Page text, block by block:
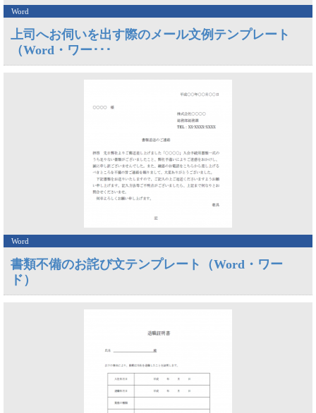
Word
上司へお伺いを出す際のメール文例テンプレート
（Word・ワー･･･
Word
書類不備のお詫び文テンプレート（Word・ワー
ド）